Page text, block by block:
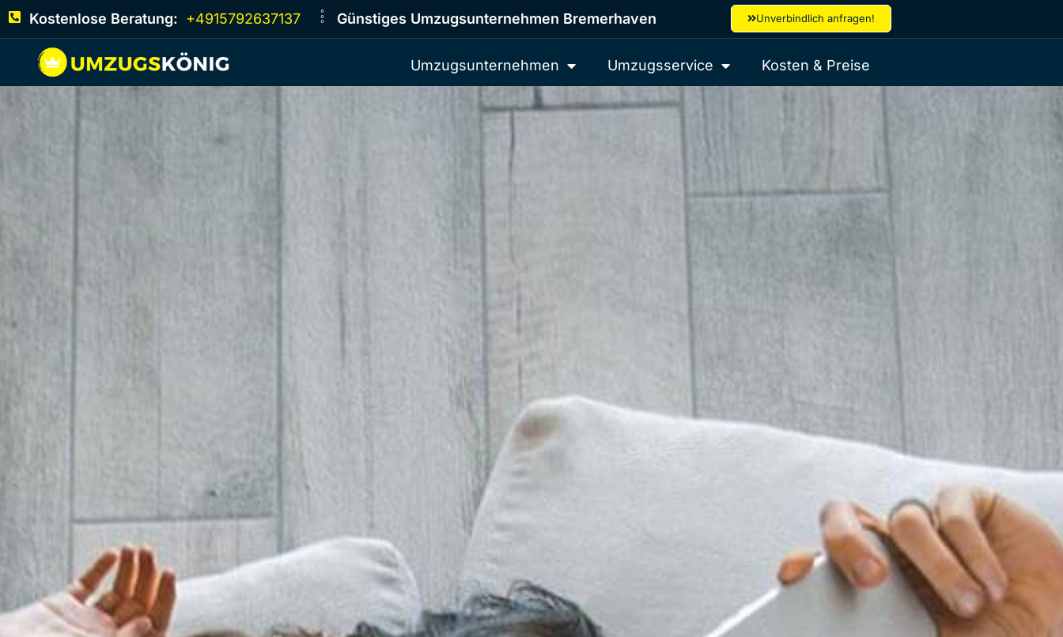
Kostenlose Beratung: +4915792637137 Günstiges Umzugsunternehmen Bremerhaven Unverbindlich anfragen!
Umzugsunternehmen Umzugsservice Kosten & Preise